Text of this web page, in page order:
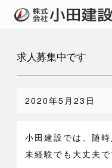
求人募集中です
2020年5月23日
小田建設では、随
未経験でも大丈夫で